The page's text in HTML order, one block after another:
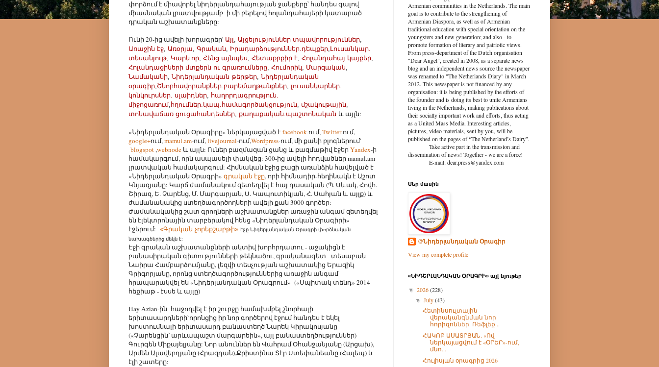
փորձում է միավորել նիդերլանդահայության ջանքերը՝ հանդես գալով
միասնական լրատվությամբ ի մի բերելով հոլանդահայերի կատարած
դրական աշխատանքները:
Ունի 20-ից ավելի խորագրեր' Այլ, Այցելություններ տպավորություններ,
Առաջին էջ, Առօրյա, Գրական, Իրադարձություններ.դեպքեր,Լուսանկար.
տեսանյութ, Կարևոր, Հենց այնպես, Հետաքրքիր է, Հոլանդահայ կայքեր,
Հոլանդացիների մտքերն ու գրառումները, Հումորիկ, Մարզական,
Նամականի, Նիդերլանդական թերթեր, Նիդերլանդական
օրագիր,Շնորհավորանքներ.բարեմաղթանքներ, լուսանկարներ.
կոնկուրսներ. սլաիդներ, հաղորդագրություն.
միջոցառում, հղումներ.կապ.համագործակցություն, մշակութային,
տոնավաճառ ցուցահանդեսներ, քաղաքական.պաշտոնական և այլն:
«Նիդերլանդական Օրագիրը» ներկայացված էfacebook-ում,Twitter-ում,
google+ում,mamul.am-ում,livejournal-ում,Wordpress-ում, մի քանի բլոգներում'
blogspot,webnode և այլն: Ուներ բազմազան ցանց և բազմաթիվ էջերYandex-ի
համակարգում, որն ասպասելի փակվեց: 300-ից ավելի հոդվածներ mamul.am
լրատվական համակարգում: Հիմնական էջից բացի առանձին հավելված է
«Նիդերլանդական Օրագրի» գրական էջը, որի հիմնադիր-հեղինակն է Աշոտ
Կնյազյանը: Կարճ ժամանակում զետեղվել է հայ դասական (Պ. Սևակ, Հովհ.
Շիրազ, Ե. Չարենց, Մ. Մարգարյան, Ս. Կապուտիկյան, Հ. Սահյան և այլք) և
ժամանակակից ստեղծագործողների ավելի քան 3000 գործեր:
Ժամանակակից շատ գրողների աշխատանքներ առաջին անգամ զետեղվել
են էլեկտրոնային տարբերակով հենց «Նիդերլանդական Օրագիրի»
էջերում: «Գրական չորեքշաբթի» էջը Նիդերլանդական Օրագրի փորձնական
նախագծերից մեկն է:
Էջի գրական աշխատանքների ակտիվ խորհրդատու - աջակիցն է
բանասիրական գիտությունների թեկնածու, գրականագետ - տեսաբան
Նաիրա Համբարձումյանը, լեզվի տեսչության աշխատակից Երազիկ
Գրիգորյանը, որոնց ստեղծագործություններից առաջին անգամ
հրապարակվել են «Նիդերլանդական Օրագրում» («Սպիտակ տենդ» 2014
հեքիաթ - էսսե և այլը)
Hay Azian-ին հաջողվել է իր շուրջը համախմբել շնորհալի
երիտասարդների`որոնցից իր նոր գործերով էջում հանդես է եկել
խոստումնալի երիտասարդ բանաստեղծ Նարեկ Կիրակոսյանը
(«Չարենցին՝ արևապաշտ մարգարեին», այլ բանաստեղծություններ)
Գուրգեն Միքայելյանը: Նոր անուններ են Վահրամ Օհանջանյանը (Արցախ),
Արմեն Ալավերդյանը (Հրազդան),Քրիստինա Տէր Ստեփանեանը (Հալեպ) և
էլի շատերը:
Armenian communities in the Netherlands. The main
goal is to contribute to the strengthening of
Armenian Diaspora, as well as of Armenian
traditional education with special orientation on the
youngsters and new generation; and also - to
promote formation of literary and patriotic views.
From press-department of the Dutch organisation
"Dear Angel", created in 2008, as a separate news
blog and an independent news source the newspaper
was renamed to "The Netherlands Diary" in March
2012. This newspaper is not financed by any
organisation: it is being published by the efforts of
the founder and is doing its best to unite Armenians
living in the Netherlands, making publications about
their socially important work and efforts, thus acting
as a United Mass Media. Interesting articles,
pictures, video materials, sent by you, will be
published on the pages of “The Netherland’s Dairy”.
Take active part in the transmission and
dissemination of news! Together - we are a force!
E-mail: dear.press@yandex.com
Մեր մասին
@Նիդերլանդական Օրագիր
View my complete profile
«ՆԻԴԵՐԼԱՆԴԱԿԱՆ ՕՐԱԳՐԻ» այլ նյութեր
▼ 2026(228)
▼July(43)
Հետինսուլտային
վերականգնման նոր
հորիզոններ. Ռեֆլեք...
ՀԱԿՈԲ ԱՍԱՏՐՅԱՆ. «Ով
ներկայացվում է «ՕՐԵՐ»-ում,
մնո...
Հուլիսյան օրագրից 2026